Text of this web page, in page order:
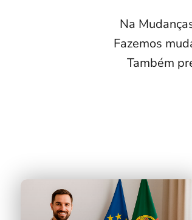
Na
Fazemos
Também